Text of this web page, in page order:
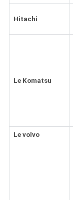
Hitachi
Le Komatsu
Le volvo